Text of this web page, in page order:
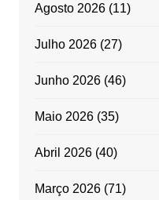
Agosto 2026(11)
Julho 2026(27)
Junho 2026(46)
Maio 2026(35)
Abril 2026(40)
Março 2026(71)